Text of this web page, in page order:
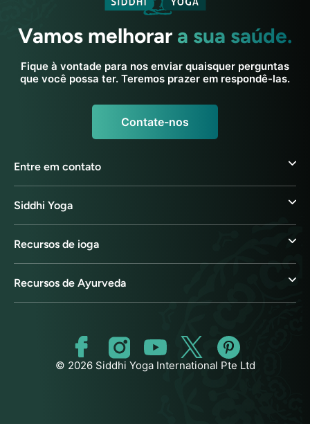
Vamos melhorar a sua saúde.
Fique à vontade para nos enviar quaisquer perguntas
que você possa ter. Teremos prazer em respondê-las.
Contate-nos
Entre em contato
Siddhi Yoga
Recursos de ioga
Recursos de Ayurveda
© 2026 Siddhi Yoga International Pte Ltd